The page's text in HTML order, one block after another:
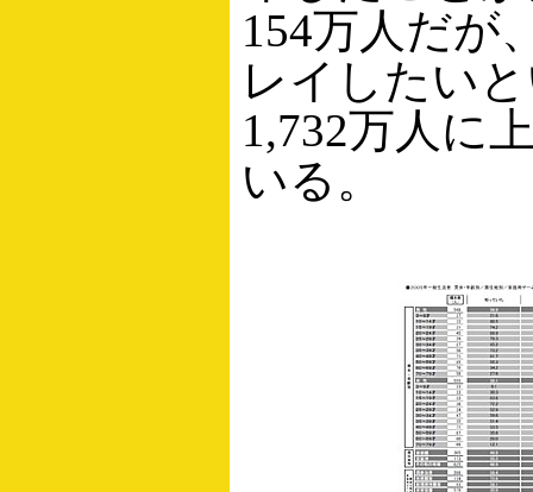
154万人だが
レイしたい
1,732万人に
いる。